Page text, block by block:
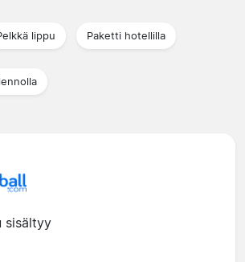
lippu Paketti hotellilla
sisältyy